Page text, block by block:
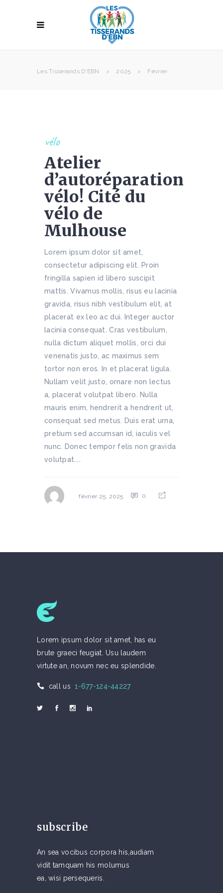
Les Tisserands D'EBN > 2025 > Février
vélo
Atelier
d’autoréparation
vélo! Cité du
vélo de
Mulhouse
Lorem ipsum dolor sit amet,
consectetur adipiscing elit. Proin
fringilla sapien id libero suscipit
mattis. Vivamus mollis, risus eu lacinia
gravida, risus nibh vestibulum elit, at
placerat ex leo ac dui. Integer auctor
lacinia consequat. Cras vestibulum,
nulla dictum aliquet mollis, orci dui
venenatis justo, ac maximus sem
tortor non eros. In et placerat ligula.
Nullam velit justo, ornare non lectus
a, placerat volutpat libero. Nulla
mauris enim, hendrerit a hendrerit ut,
consequat sed metus. Duis erat urna,
pretium sed accumsan id, iaculis vel
nunc. Donec tempor felis non gravida
volutpat....
février 25, 2025 0
Lorem ipsum dolor sit amet, has eu
brute graeci feugiat. Usu laudem
virtute an, novum nec eu splendide.
call us 1-677-124-44227
subscribe
An sea vocibus corpora his,audiam
vidit tamquam his molumus
ea, wisi persequeris.